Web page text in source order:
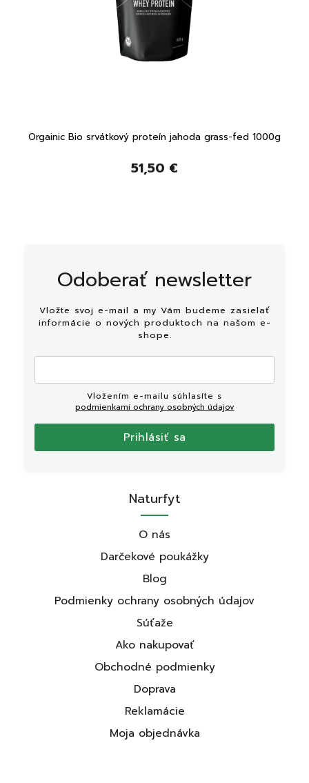
Orgainic Bio srvátkový proteín jahoda grass-fed 1000g
51,50 €
Odoberať newsletter
Vložte svoj e-mail a my Vám budeme zasielať
informácie o nových produktoch na našom e-
shope.
podmienkami ochrany osobných údajov
Prihlásiť sa
Naturfyt
O nás
Darčekové poukážky
Blog
Podmienky ochrany osobných údajov
Súťaže
Ako nakupovať
Obchodné podmienky
Doprava
Reklamácie
Moja objednávka